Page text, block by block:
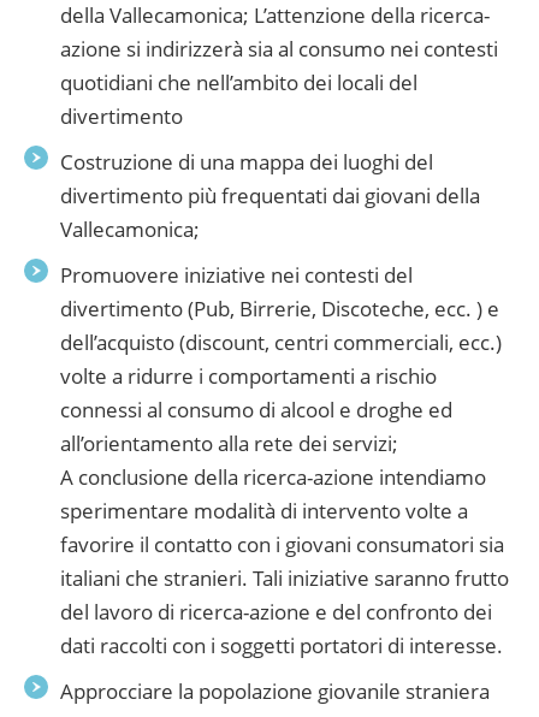
della Vallecamonica; L’attenzione della ricerca-
azione si indirizzerà sia al consumo nei contesti
quotidiani che nell’ambito dei locali del
divertimento
Costruzione di una mappa dei luoghi del
divertimento più frequentati dai giovani della
Vallecamonica;
Promuovere iniziative nei contesti del
divertimento (Pub, Birrerie, Discoteche, ecc. ) e
dell’acquisto (discount, centri commerciali, ecc.)
volte a ridurre i comportamenti a rischio
connessi al consumo di alcool e droghe ed
all’orientamento alla rete dei servizi;
A conclusione della ricerca-azione intendiamo
sperimentare modalità di intervento volte a
favorire il contatto con i giovani consumatori sia
italiani che stranieri. Tali iniziative saranno frutto
del lavoro di ricerca-azione e del confronto dei
dati raccolti con i soggetti portatori di interesse.
Approcciare la popolazione giovanile straniera